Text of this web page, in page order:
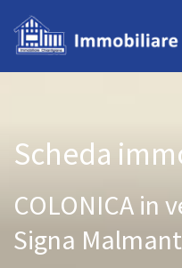
Scheda
COLONICA in
Signa